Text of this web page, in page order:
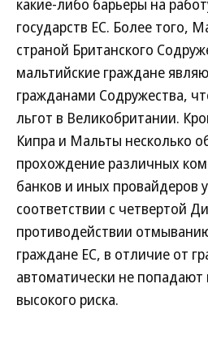
какие-либо барьеры на
государств ЕС. Более того,
страной Британского
мальтийские граждане
гражданами Содружества,
льгот в Великобритании.
Кипра и Мальты несколько
прохождение различных
банков и иных провайдеров
соответствии с четвертой
противодействии
граждане ЕС, в отличие от
автоматически не попадают
высокого риска.